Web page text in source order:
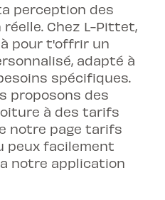
perception des
Chez L-Pittet,
pour t'offrir un
adapté à
spécifiques.
proposons des
à des tarifs
notre page tarifs
peux facilement
notre application